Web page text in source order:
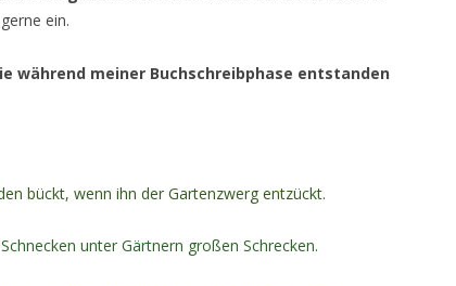
ein.
während meiner Buchschreibphase entstanden
bückt, wenn ihn der Gartenzwerg entzückt.
unter Gärtnern großen Schrecken.